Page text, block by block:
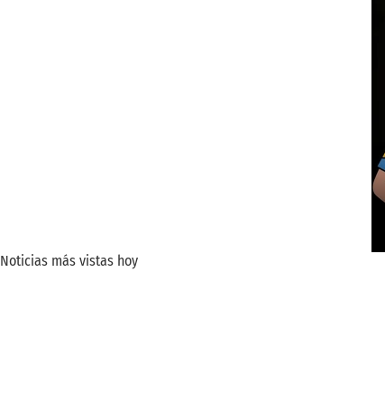
Noticias más vistas hoy